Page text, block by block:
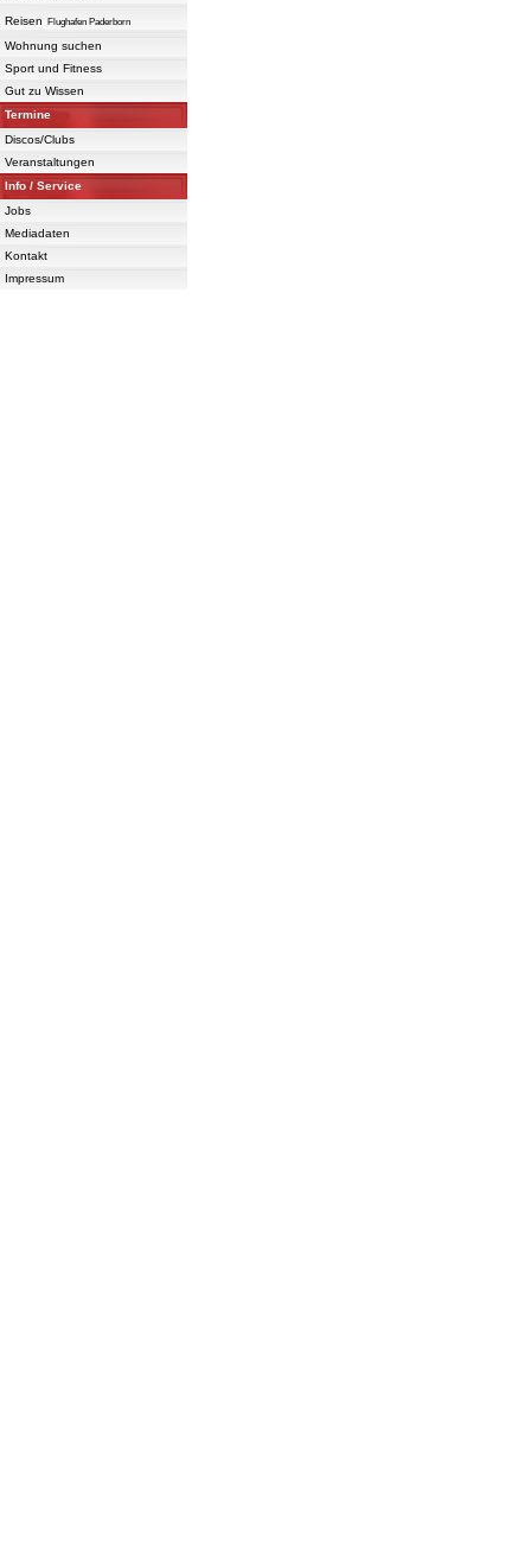
Reisen Flughafen Paderborn
Wohnung suchen
Sport und Fitness
Gut zu Wissen
Termine
Discos/Clubs
Veranstaltungen
Info / Service
Jobs
Mediadaten
Kontakt
Impressum